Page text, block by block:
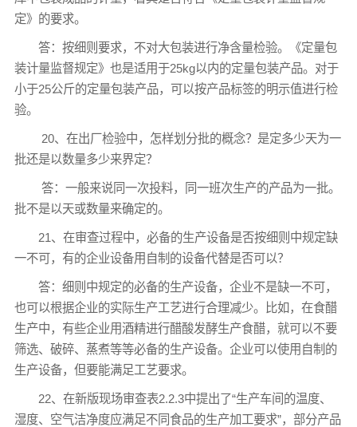
定》的要求。
答：按细则要求，不对大包装进行净含量检验。《定量包
装计量监督规定》也是适用于25kg以内的定量包装产品。对于
小于25公斤的定量包装产品，可以按产品标签的明示值进行检
验。
20、在出厂检验中，怎样划分批的概念？是定多少天为一
批还是以数量多少来界定？
答：一般来说同一次投料，同一班次生产的产品为一批。
批不是以天或数量来确定的。
21、在审查过程中，必备的生产设备是否按细则中规定缺
一不可，有的企业设备用自制的设备代替是否可以？
答：细则中规定的必备的生产设备，企业不是缺一不可，
也可以根据企业的实际生产工艺进行合理减少。比如，在食醋
生产中，有些企业用酒精进行醋酸发酵生产食醋，就可以不要
筛选、破碎、蒸煮等等必备的生产设备。企业可以使用自制的
生产设备，但要能满足工艺要求。
22、在新版现场审查表2.2.3中提出了“生产车间的温度、
湿度、空气洁净度应满足不同食品的生产加工要求”，部分产品